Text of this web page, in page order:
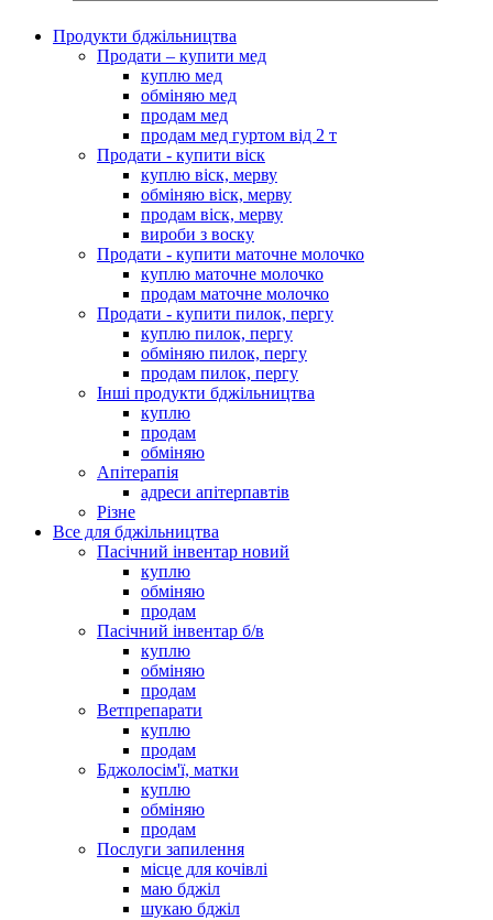
Продукти бджільництва
Продати – купити мед
куплю мед
обміняю мед
продам мед
продам мед гуртом від 2 т
Продати - купити віск
куплю віск, мерву
обміняю віск, мерву
продам віск, мерву
вироби з воску
Продати - купити маточне молочко
куплю маточне молочко
продам маточне молочко
Продати - купити пилок, пергу
куплю пилок, пергу
обміняю пилок, пергу
продам пилок, пергу
Інші продукти бджільництва
куплю
продам
обміняю
Апітерапія
адреси апітерпавтів
Різне
Все для бджільництва
Пасічний інвентар новий
куплю
обміняю
продам
Пасічний інвентар б/в
куплю
обміняю
продам
Ветпрепарати
куплю
продам
Бджолосім'ї, матки
куплю
обміняю
продам
Послуги запилення
місце для кочівлі
маю бджіл
шукаю бджіл